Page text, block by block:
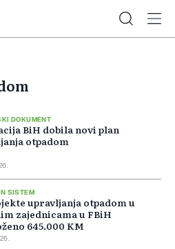
DOKUMENT
BiH dobila novi plan
otpadom
SISTEM
upravljanja otpadom u
zajednicama u FBiH
645.000 KM